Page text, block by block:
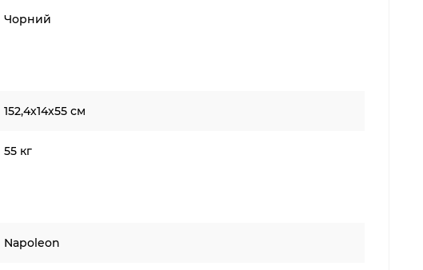
Чорний
152,4х14х55 см
55 кг
Napoleon